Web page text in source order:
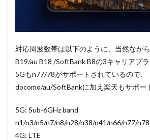
対応周波数帯は以下のように、当然なが
B19/au B18 /SoftBank B8の3キャリアプラ
5Gもn77/78がサポートされているので、
docomo/au/SoftBankに加え楽天もサポー
5G: Sub-6GHz band
n1/n3/n5/n7/n8/n28/n38/n41/n66/n77/n78
4G: LTE